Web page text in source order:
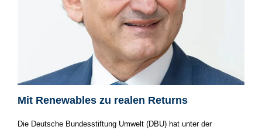
Mit Renewables zu realen Returns
Die Deutsche Bundesstiftung Umwelt (DBU) hat unter der